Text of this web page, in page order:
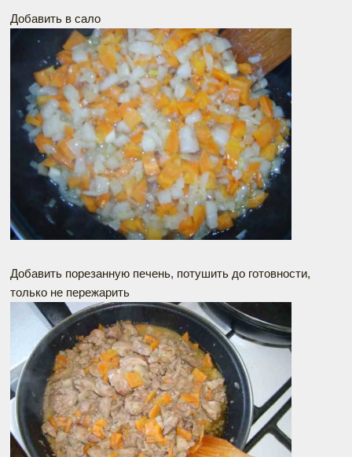
Добавить в сало
Добавить порезанную печень, потушить до готовности,
только не пережарить